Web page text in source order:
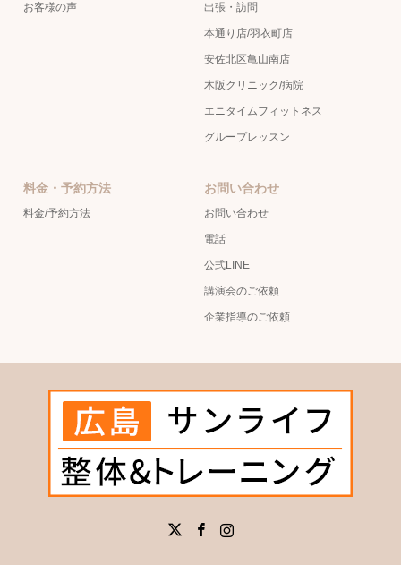
お客様の声 出張・訪問
本通り店/羽衣町店
安佐北区亀山南店
木阪クリニック/病院
エニタイムフィットネス
グループレッスン
料金・予約方法
料金/予約方法
お問い合わせ
お問い合わせ
電話
公式LINE
講演会のご依頼
企業指導のご依頼